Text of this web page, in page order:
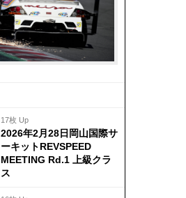
17枚 Up
2026年2月28日岡山国際サ
ーキットREVSPEED
MEETING Rd.1 上級クラ
ス